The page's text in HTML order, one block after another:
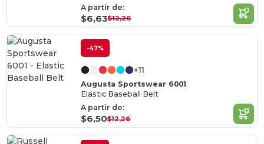
A partir de:
$6,63$12,26
-47%
+11
Augusta Sportswear 6001
Elastic Baseball Belt
A partir de:
$6,50$12,26